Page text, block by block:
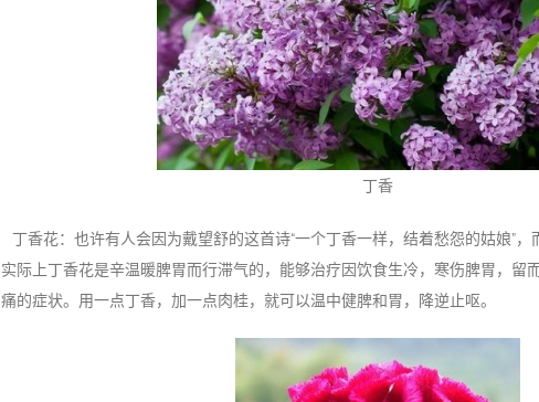
丁香
丁香花：也许有人会因为戴望舒的这首诗“一个丁香一样，结着愁怨的姑娘”，
实际上丁香花是辛温暖脾胃而行滞气的，能够治疗因饮食生冷，寒伤脾胃，留
痛的症状。用一点丁香，加一点肉桂，就可以温中健脾和胃，降逆止呕。